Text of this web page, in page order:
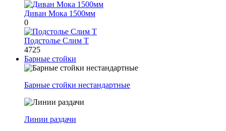
Диван Мока 1500мм
0
Подстолье Слим Т
4725
Барные стойки
Барные стойки нестандартные
Линии раздачи